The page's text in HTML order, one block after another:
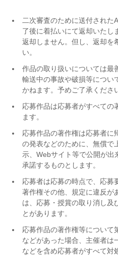
二次審査のために送付された
了後に着払いにて返却いたし
返却しません。但し、返却を
い。
作品の取り扱いについては最
輸送中の事故や破損等につい
かねます。予めご了承くださ
応募作品は応募者がすべての
ます。
応募作品の著作権は応募者に
の発表などのために、無償で
示、Webサイト等で公開が出
承諾するものとします。
応募者は応募の時点で、応募
著作権その他、規定に違反が
は、応募・授賞の取り消し及
とがあります。
応募作品の著作権等について
などがあった場合、主催者は
などを含め応募者がすべて対